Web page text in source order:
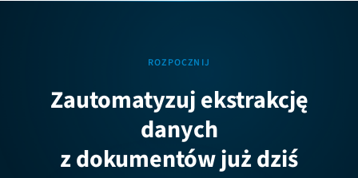
ROZPOCZNIJ
Zautomatyzuj ekstrakcję
danych
z dokumentów już dziś